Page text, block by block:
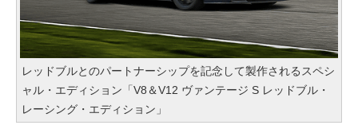
レッドブルとのパートナーシップを記念して製作されるスペシ
ャル・エディション「V8＆V12 ヴァンテージ S レッドブル・
レーシング・エディション」